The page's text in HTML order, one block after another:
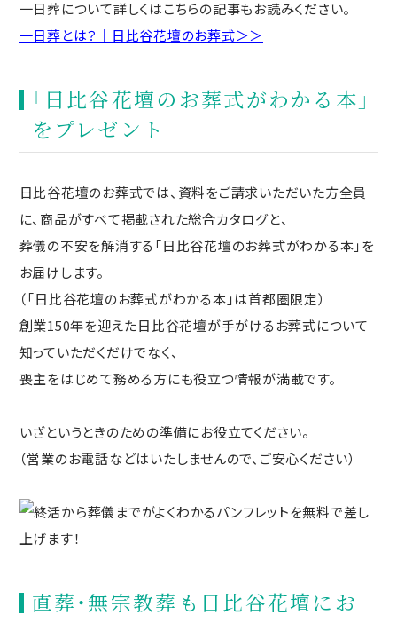
一日葬について詳しくはこちらの記事もお読みください。
一日葬とは？｜日比谷花壇のお葬式＞＞
「日比谷花壇のお葬式がわかる本」
をプレゼント
日比谷花壇のお葬式では、資料をご請求いただいた方全員
に、商品がすべて掲載された総合カタログと、
葬儀の不安を解消する「日比谷花壇のお葬式がわかる本」を
お届けします。
（「日比谷花壇のお葬式がわかる本」は首都圏限定）
創業150年を迎えた日比谷花壇が手がけるお葬式について
知っていただくだけでなく、
喪主をはじめて務める方にも役立つ情報が満載です。
いざというときのための準備にお役立てください。
（営業のお電話などはいたしませんので、ご安心ください）
直葬・無宗教葬も日比谷花壇にお